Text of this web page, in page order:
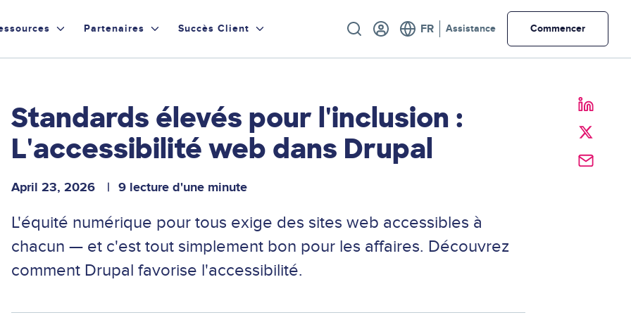
Partenaires Succès Client UtilityAssistance Commencer
Standards élevés pour l'inclusion :
L'accessibilité web dans Drupal
April 23, 2026 9 lecture d'une minute
L'équité numérique pour tous exige des sites web accessibles à
chacun — et c'est tout simplement bon pour les affaires. Découvrez
comment Drupal favorise l'accessibilité.